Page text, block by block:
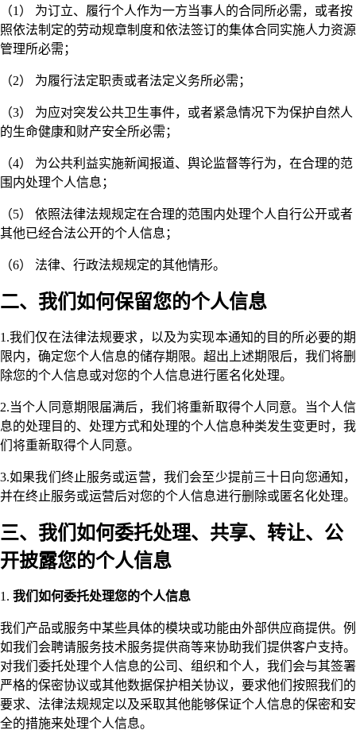
（1）
为订立、履行个人作为一方当事人的合同所必需，或者按
照依法制定的劳动规章制度和依法签订的集体合同实施人力资源
管理所必需；
（2） 为履行法定职责或者法定义务所必需；
（3）
为应对突发公共卫生事件，或者紧急情况下为保护自然人
的生命健康和财产安全所必需；
（4）
为公共利益实施新闻报道、舆论监督等行为，在合理的范
围内处理个人信息；
（5）
依照法律法规规定在合理的范围内处理个人自行公开或者
其他已经合法公开的个人信息；
（6） 法律、行政法规规定的其他情形。
二、我们如何保留您的个人信息
1.我们仅在法律法规要求，以及为实现本通知的目的所必要的期
限内，确定您个人信息的储存期限。超出上述期限后，我们将删
除您的个人信息或对您的个人信息进行匿名化处理。
2.当个人同意期限届满后，我们将重新取得个人同意。当个人信
息的处理目的、处理方式和处理的个人信息种类发生变更时，我
们将重新取得个人同意。
3.如果我们终止服务或运营，我们会至少提前三十日向您通知，
并在终止服务或运营后对您的个人信息进行删除或匿名化处理。
三、我们如何委托处理、共享、转让、公
开披露您的个人信息
1. 我们如何委托处理您的个人信息
我们产品或服务中某些具体的模块或功能由外部供应商提供。例
如我们会聘请服务技术服务提供商等来协助我们提供客户支持。
对我们委托处理个人信息的公司、组织和个人，我们会与其签署
严格的保密协议或其他数据保护相关协议，要求他们按照我们的
要求、法律法规规定以及采取其他能够保证个人信息的保密和安
全的措施来处理个人信息。